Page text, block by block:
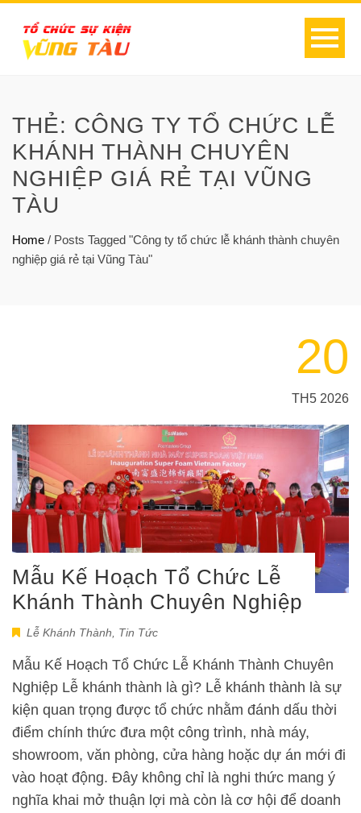
THẺ: CÔNG TY TỔ CHỨC LỄ
KHÁNH THÀNH CHUYÊN
NGHIỆP GIÁ RẺ TẠI VŨNG
TÀU
Home / Posts Tagged "Công ty tổ chức lễ khánh thành chuyên
nghiệp giá rẻ tại Vũng Tàu"
20
TH5 2026
Mẫu Kế Hoạch Tổ Chức Lễ
Khánh Thành Chuyên Nghiệp
Lễ Khánh Thành Tin Tức
Mẫu Kế Hoạch Tổ Chức Lễ Khánh Thành Chuyên
Nghiệp Lễ khánh thành là gì? Lễ khánh thành là sự
kiện quan trọng được tổ chức nhằm đánh dấu thời
điểm chính thức đưa một công trình, nhà máy,
showroom, văn phòng, cửa hàng hoặc dự án mới đi
vào hoạt động. Đây không chỉ là nghi thức mang ý
nghĩa khai mở thuận lợi mà còn là cơ hội để doanh